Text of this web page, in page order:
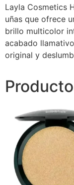
Layla Cosmetics
uñas que ofrece
brillo multicolor
acabado
original y